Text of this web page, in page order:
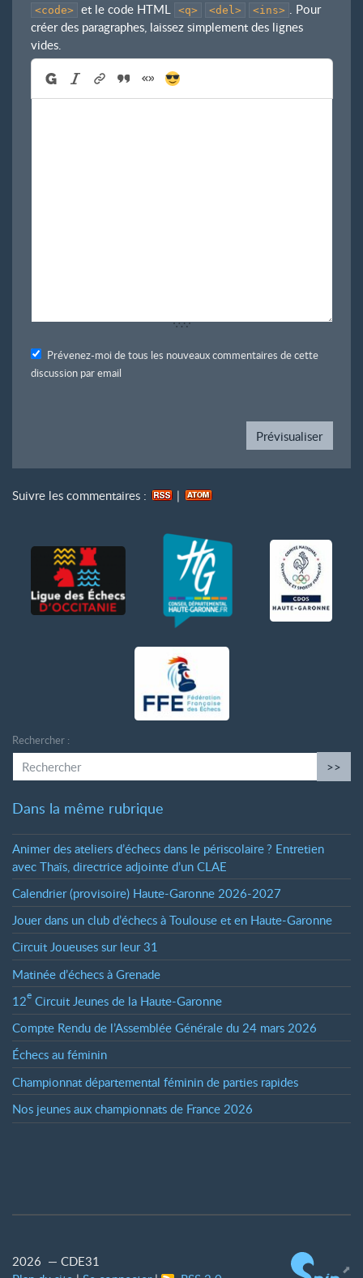
<code>
et le code HTML <q> <del> <ins> . Pour
créer des paragraphes, laissez simplement des lignes
vides.
Prévenez-moi de tous les nouveaux commentaires de cette
discussion par email
Suivre les commentaires : |
Rechercher :
>>
Dans la même rubrique
Animer des ateliers d’échecs dans le périscolaire ? Entretien
avec Thaïs, directrice adjointe d’un CLAE
Calendrier (provisoire) Haute-Garonne 2026-2027
Jouer dans un club d’échecs à Toulouse et en Haute-Garonne
Circuit Joueuses sur leur 31
Matinée d’échecs à Grenade
12e Circuit Jeunes de la Haute-Garonne
Compte Rendu de l’Assemblée Générale du 24 mars 2026
Échecs au féminin
Championnat départemental féminin de parties rapides
Nos jeunes aux championnats de France 2026
2026 — CDE31